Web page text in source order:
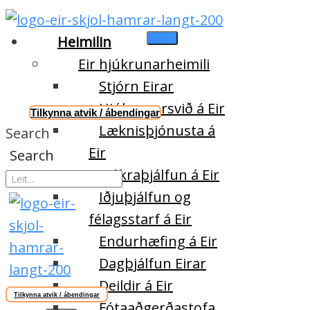
Heimilin
Eir hjúkrunarheimili
Stjórn Eirar
Hjúkrunarsvið á Eir
Læknisþjónusta á
Eir
Sjúkraþjálfun á Eir
Iðjuþjálfun og
félagsstarf á Eir
Endurhæfing á Eir
Dagþjálfun Eirar
Deildir á Eir
Tilkynna atvik / ábendingar
Search
Search
Tilkynna atvik / ábendingar